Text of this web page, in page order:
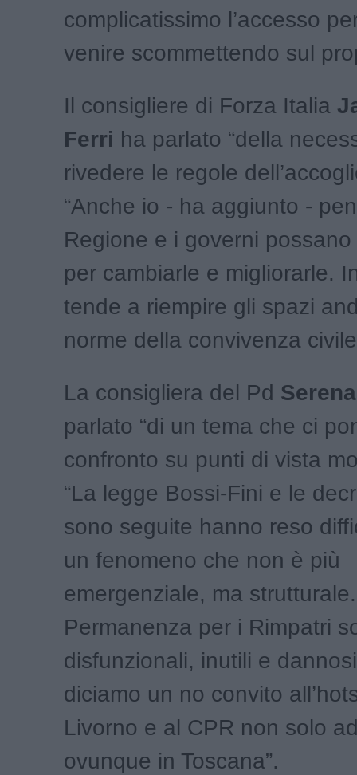
complicatissimo l’accesso
venire scommettendo sul
Il consigliere di Forza Italia
Ferri ha parlato “della
rivedere le regole
“Anche io - ha aggiunto -
Regione e i governi
per cambiarle e migliorarle.
tende a riempire gli spazi
norme della convivenza
La consigliera del Pd Serena
parlato “di un tema che ci
confronto su punti di vista
“La legge Bossi-Fini e le
sono seguite hanno reso
un fenomeno che non è più
emergenziale, ma
Permanenza per i Rimpatri
disfunzionali, inutili e
diciamo un no convito
Livorno e al CPR non solo
ovunque in Toscana”.